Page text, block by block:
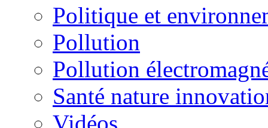
Politique et
Pollution
Pollution
Santé nature
Vidéos